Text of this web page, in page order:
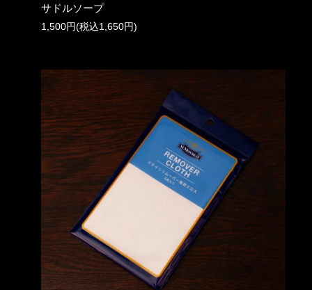
サドルソープ
1,500円(税込1,650円)